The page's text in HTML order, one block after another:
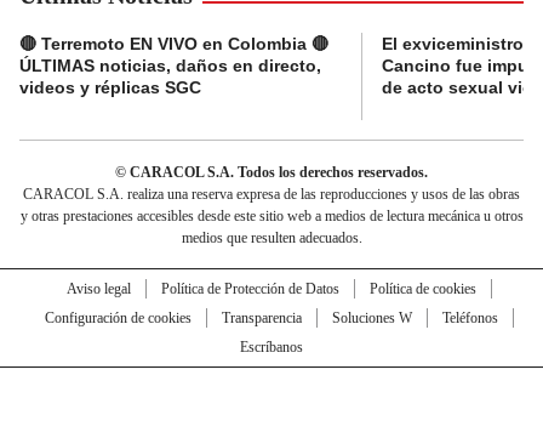
🔴 Terremoto EN VIVO en Colombia 🔴
ÚLTIMAS noticias, daños en directo,
videos y réplicas SGC
El exviceministro
Cancino fue
de acto sexual
© CARACOL S.A. Todos los derechos reservados.
CARACOL S.A. realiza una reserva expresa de las reproducciones y usos de las obras
y otras prestaciones accesibles desde este sitio web a medios de lectura mecánica u otros
medios que resulten adecuados.
Aviso legal Política de Protección de Datos
Política de cookies
Configuración de cookies
Transparencia Soluciones W
Teléfonos
Escríbanos